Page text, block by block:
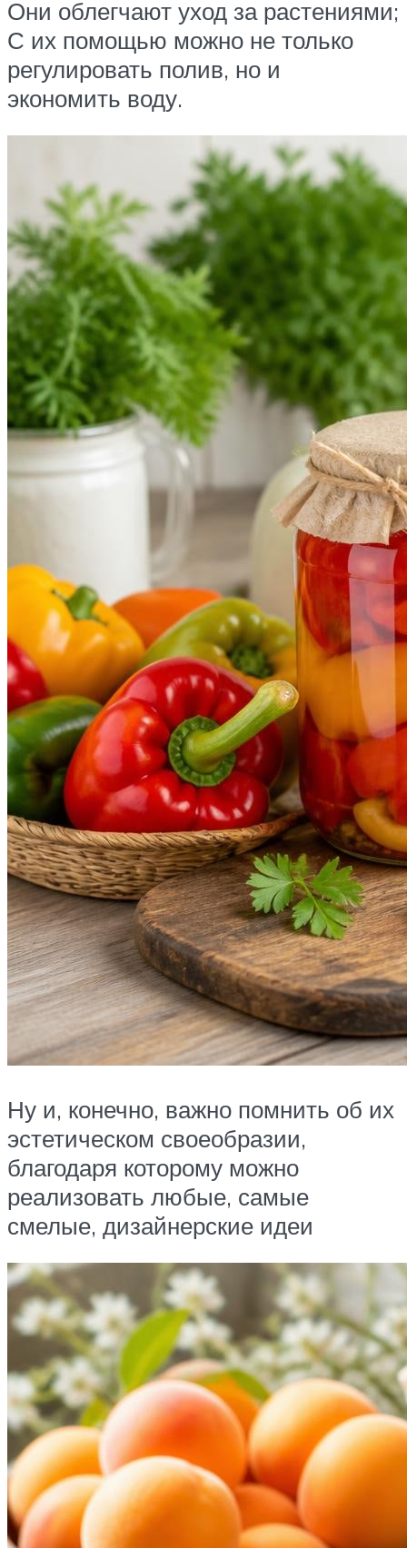
Они облегчают уход за растениями;
С их помощью можно не только
регулировать полив, но и
экономить воду.
Ну и, конечно, важно помнить об их
эстетическом своеобразии,
благодаря которому можно
реализовать любые, самые
смелые, дизайнерские идеи